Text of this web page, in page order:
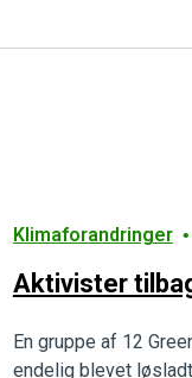
Klimaforandringer
Aktivister
En gruppe af 12
endelig blevet